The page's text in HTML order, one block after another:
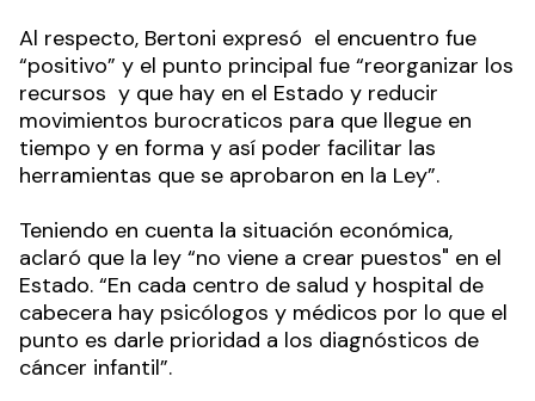
Al respecto, Bertoni expresó el encuentro fue
“positivo” y el punto principal fue “reorganizar los
recursos y que hay en el Estado y reducir
movimientos burocraticos para que llegue en
tiempo y en forma y así poder facilitar las
herramientas que se aprobaron en la Ley”.
Teniendo en cuenta la situación económica,
aclaró que la ley “no viene a crear puestos" en el
Estado. “En cada centro de salud y hospital de
cabecera hay psicólogos y médicos por lo que el
punto es darle prioridad a los diagnósticos de
cáncer infantil”.